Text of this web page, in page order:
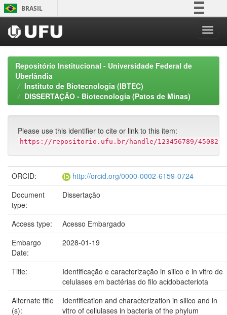
Skip
navigation
BRASIL
Participe
Acesso à informação
Canais
Repositório Institucional - Universidade Federal de
Uberlândia
Instituto de Biotecnologia (IBTEC)
DISSERTAÇÃO - Biotecnologia (Patos de Minas)
Please use this identifier to cite or link to this item:
https://repositorio.ufu.br/handle/123456789/45082
ORCID:
http://orcid.org/0000-0002-6159-0724
Document
type:
Dissertação
Access type:
Acesso Embargado
Embargo
Date:
2028-01-19
Title:
Identificação e caracterização in silico e in vitro de
celulases em bactérias do filo acidobacteriota
Alternate title
(s):
Identification and characterization in silico and in
vitro of cellulases in bacteria of the phylum